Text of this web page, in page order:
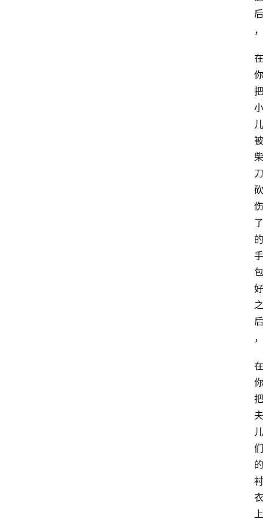
后
，
在
你
把
小
儿
被
柴
刀
砍
伤
了
的
手
包
好
之
后
，
在
你
把
夫
儿
们
的
衬
衣
上